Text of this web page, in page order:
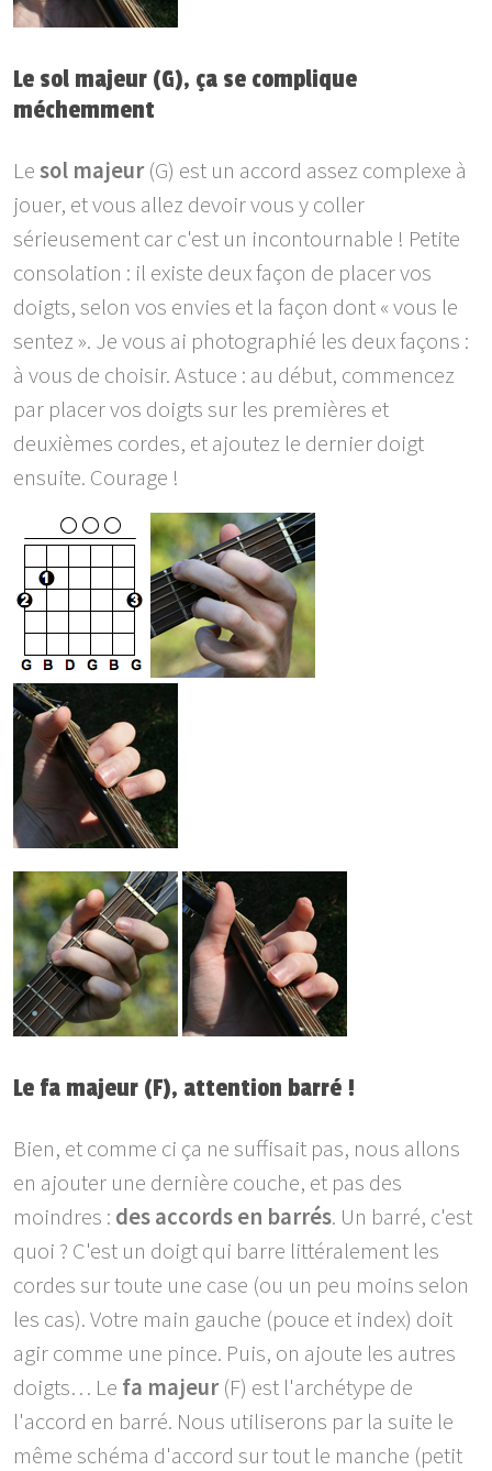
Le sol majeur (G), ça se complique
méchemment
Lesol majeur(G) est un accord assez complexe à
jouer, et vous allez devoir vous y coller
sérieusement car c'est un incontournable ! Petite
consolation : il existe deux façon de placer vos
doigts, selon vos envies et la façon dont « vous le
sentez ». Je vous ai photographié les deux façons :
à vous de choisir. Astuce : au début, commencez
par placer vos doigts sur les premières et
deuxièmes cordes, et ajoutez le dernier doigt
ensuite. Courage !
Le fa majeur (F), attention barré !
Bien, et comme ci ça ne suffisait pas, nous allons
en ajouter une dernière couche, et pas des
moindres : des accords en barrés. Un barré, c'est
quoi ? C'est un doigt qui barre littéralement les
cordes sur toute une case (ou un peu moins selon
les cas). Votre main gauche (pouce et index) doit
agir comme une pince. Puis, on ajoute les autres
doigts… Le fa majeur(F) est l'archétype de
l'accord en barré. Nous utiliserons par la suite le
même schéma d'accord sur tout le manche (petit